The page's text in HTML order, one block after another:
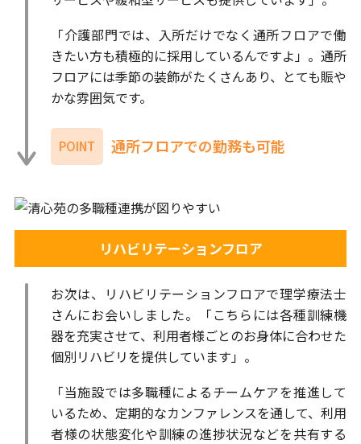
「介護部門では、入所だけでなく通所フロアで働
きたい方も積極的に採用しているんですよ」。通所
フロアには季節の装飾がたくさんあり、とても賑や
かな雰囲気です。
POINT 通所フロアでの勤務も可能
リハビリテーションフロア
お次は、リハビリテーションフロアで理学療法士
さんにお会いしました。「こちらには各種訓練機
器を充実させて、利用者様ごとのお身体に合わせた
個別リハビリを提供しています」。
「当施設では多職種によるチームケアを推進して
いるため、定期的なカンファレンスを通して、利用
者様の状態変化や訓練の進捗状況などを共有する